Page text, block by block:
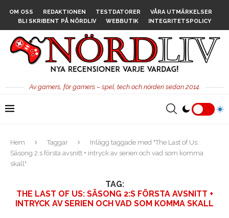
OM OSS REDAKTIONEN TESTDATORER
VÅRA UTMÄRKELSER
BLI SKRIBENT PÅ NÖRDLIV
WEBBUTIK INTEGRITETSPOLICY
Av gamers, för gamers – spel, tech och nörderi sedan 2014.
Hem Taggar
Inlägg taggade med "The Last of Us:
Säsong 2:s första avsnitt + intryck av serien och vad som komma
skall"
TAG:
THE LAST OF US: SÄSONG 2:S FÖRSTA AVSNITT +
INTRYCK AV SERIEN OCH VAD SOM KOMMA SKALL